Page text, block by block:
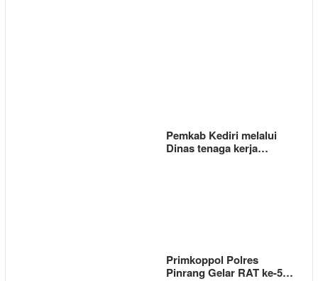
Pemkab Kediri melalui
Dinas tenaga kerja…
Primkoppol Polres
Pinrang Gelar RAT ke-5…